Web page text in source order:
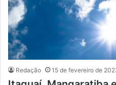
Redação 15 de fevereiro de